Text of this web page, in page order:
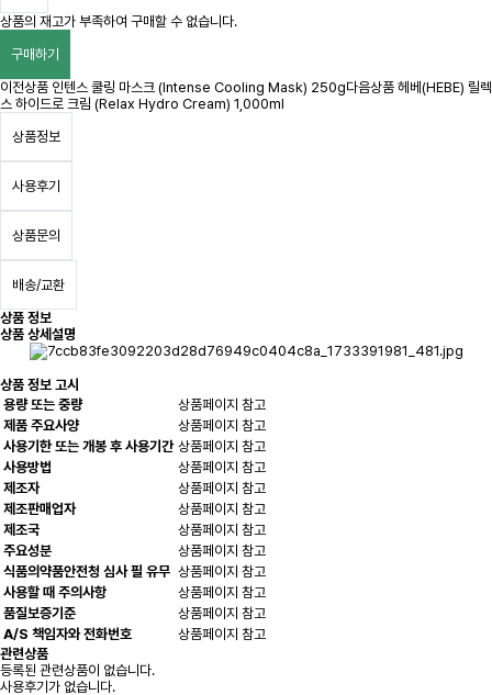
상품의 재고가 부족하여 구매할 수 없습니다.
구매하기
이전상품 인텐스 쿨링 마스크 (Intense Cooling Mask) 250g다음상품 헤베(HEBE) 릴렉
스 하이드로 크림 (Relax Hydro Cream) 1,000ml
상품정보
사용후기
상품문의
배송/교환
상품 정보
상품 상세설명
상품 정보 고시
용량 또는 중량
상품페이지 참고
제품 주요사양
상품페이지 참고
사용기한 또는 개봉 후 사용기간 상품페이지 참고
사용방법
상품페이지 참고
제조자
상품페이지 참고
제조판매업자
상품페이지 참고
제조국
상품페이지 참고
주요성분
상품페이지 참고
식품의약품안전청 심사 필 유무 상품페이지 참고
사용할 때 주의사항
상품페이지 참고
품질보증기준
상품페이지 참고
A/S 책임자와 전화번호
상품페이지 참고
관련상품
등록된 관련상품이 없습니다.
사용후기가 없습니다.